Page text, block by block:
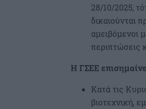
28/10/2025,
δικαιούνται
αμειβόμενοι
περιπτώσεις
Η ΓΣΕΕ
Κατά τις
βιοτεχνική,